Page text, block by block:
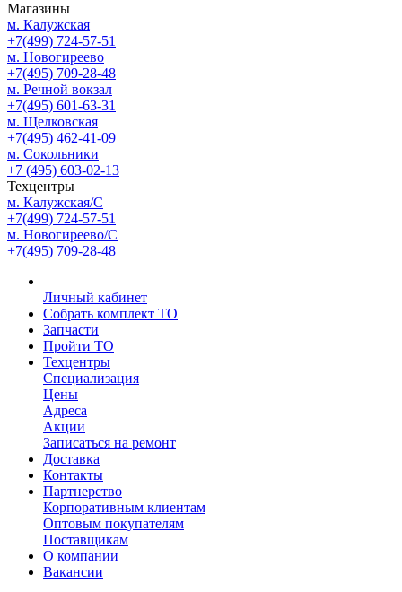
Магазины
м. Калужская
+7(499) 724-57-51
м. Новогиреево
+7(495) 709-28-48
м. Речной вокзал
+7(495) 601-63-31
м. Щелковская
+7(495) 462-41-09
м. Сокольники
+7 (495) 603-02-13
Техцентры
м. Калужская/С
+7(499) 724-57-51
м. Новогиреево/С
+7(495) 709-28-48
Личный кабинет
Собрать комплект ТО
Запчасти
Пройти ТО
Техцентры
Специализация
Цены
Адреса
Акции
Записаться на ремонт
Доставка
Контакты
Партнерство
Корпоративным клиентам
Оптовым покупателям
Поставщикам
О компании
Вакансии